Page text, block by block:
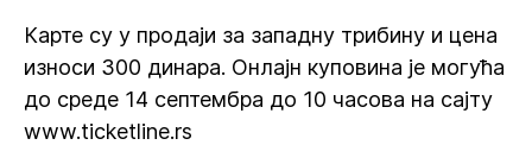
Карте су у продаји за западну трибину и цена
износи 300 динара. Онлајн куповина је могућа
до среде 14 септембра до 10 часова на сајту
www.ticketline.rs